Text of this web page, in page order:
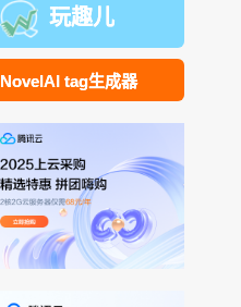
玩趣儿
NovelAI tag生成器